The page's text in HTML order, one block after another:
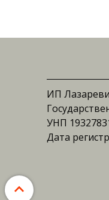
ИП
УНП
Дата